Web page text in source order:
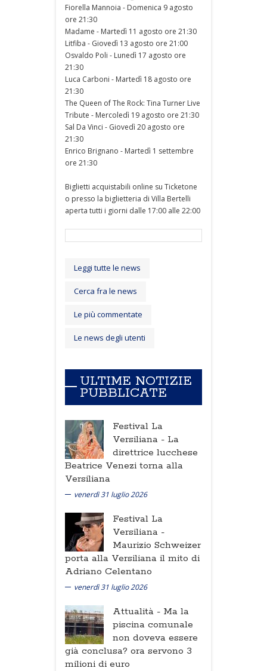
Fiorella Mannoia - Domenica 9 agosto
ore 21:30
Madame - Martedì 11 agosto ore 21:30
Litfiba - Giovedì 13 agosto ore 21:00
Osvaldo Poli - Lunedì 17 agosto ore
21:30
Luca Carboni - Martedì 18 agosto ore
21:30
The Queen of The Rock: Tina Turner Live
Tribute - Mercoledì 19 agosto ore 21:30
Sal Da Vinci - Giovedì 20 agosto ore
21:30
Enrico Brignano - Martedì 1 settembre
ore 21:30
Biglietti acquistabili online su Ticketone
o presso la biglietteria di Villa Bertelli
aperta tutti i giorni dalle 17:00 alle 22:00
Leggi tutte le news
Cerca fra le news
Le più commentate
Le news degli utenti
ULTIME NOTIZIE
PUBBLICATE
Festival La
Versiliana - La
direttrice lucchese
Beatrice Venezi torna alla
Versiliana
venerdì 31 luglio 2026
Festival La
Versiliana -
Maurizio Schweizer
porta alla Versiliana il mito di
Adriano Celentano
venerdì 31 luglio 2026
Attualità - Ma la
piscina comunale
non doveva essere
già conclusa? ora servono 3
milioni di euro